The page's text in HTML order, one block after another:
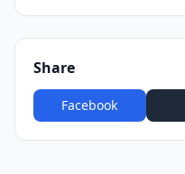
Share
Facebook